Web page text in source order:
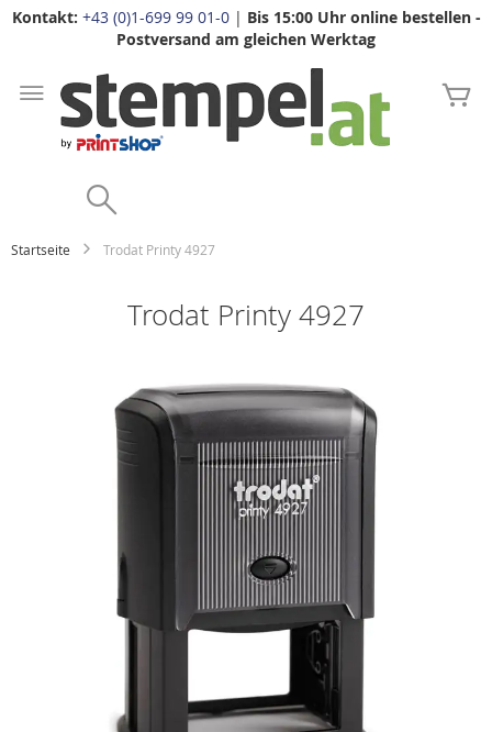
Kontakt: +43 (0)1-699 99 01-0| Bis 15:00 Uhr online bestellen -
Postversand am gleichen Werktag
Inhalt
springen
Startseite Trodat Printy 4927
Trodat Printy 4927